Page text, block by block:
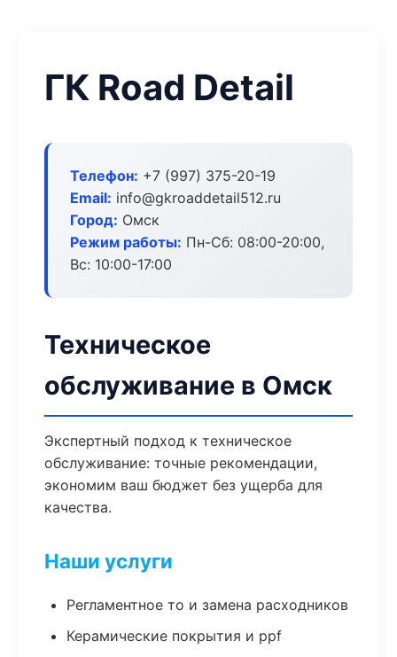
ГК Road Detail
Телефон: +7 (997) 375-20-19
Email: info@gkroaddetail512.ru
Город: Омск
Режим работы: Пн-Сб: 08:00-20:00,
Вс: 10:00-17:00
Техническое
обслуживание в Омск
Экспертный подход к техническое
обслуживание: точные рекомендации,
экономим ваш бюджет без ущерба для
качества.
Наши услуги
Регламентное то и замена расходников
Керамические покрытия и ppf